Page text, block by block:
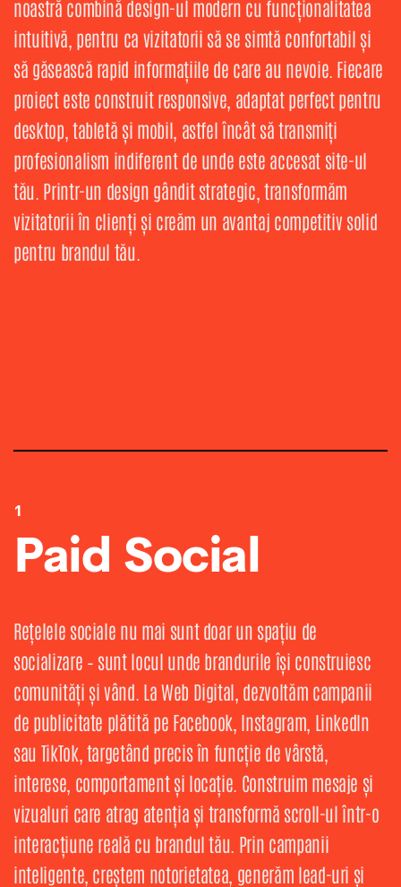
noastră combină design-ul modern cu funcționalitatea
intuitivă, pentru ca vizitatorii să se simtă confortabil și
să găsească rapid informațiile de care au nevoie. Fiecare
proiect este construit responsive, adaptat perfect pentru
desktop, tabletă și mobil, astfel încât să transmiți
profesionalism indiferent de unde este accesat site-ul
tău. Printr-un design gândit strategic, transformăm
vizitatorii în clienți și creăm un avantaj competitiv solid
pentru brandul tău.
1
Paid Social
Rețelele sociale nu mai sunt doar un spațiu de
socializare – sunt locul unde brandurile își construiesc
comunități și vând. La Web Digital, dezvoltăm campanii
de publicitate plătită pe Facebook, Instagram, LinkedIn
sau TikTok, targetând precis în funcție de vârstă,
interese, comportament și locație. Construim mesaje și
vizualuri care atrag atenția și transformă scroll-ul într-o
interacțiune reală cu brandul tău. Prin campanii
inteligente, creștem notorietatea, generăm lead-uri și